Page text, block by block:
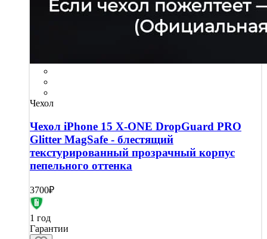
Чехол
Чехол iPhone 15 X-ONE DropGuard PRO
Glitter MagSafe - блестящий
текстурированный прозрачный корпус
пепельного оттенка
3700₽
1 год
Гарантии